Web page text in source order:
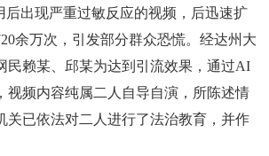
后出现严重过敏反应的视频，后迅速扩
余万次，引发部分群众恐慌。经达州大
民赖某、邱某为达到引流效果，通过AI
视频内容纯属二人自导自演，所陈述情
关已依法对二人进行了法治教育，并作